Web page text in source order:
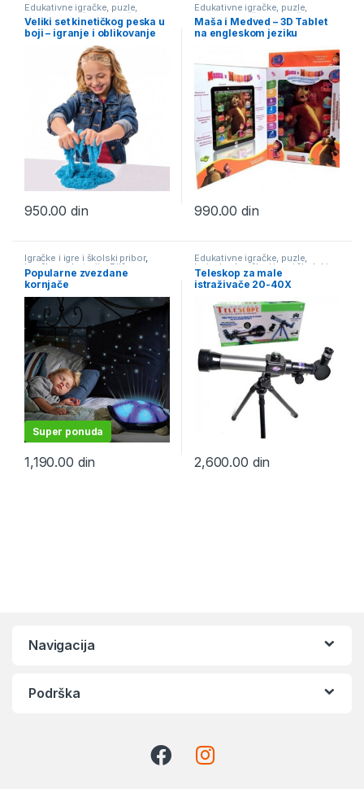
Edukativne igračke, puzle,
bojanke Igračke i igre i školski
pribor
Veliki set kinetičkog peska u
boji – igranje i oblikovanje
950.00din
Edukativne igračke, puzle,
bojanke , Igračke i igre i školski
pribor, Igračke na baterije
Maša i Medved – 3D Tablet
na engleskom jeziku
990.00din
Igračke i igre i školski pribor,
Igračke na baterije , Plišane
Igračke,Za bebe
Popularne zvezdane
kornjače
Super ponuda
1,190.00 din
Edukativne igračke, puzle,
bojanke Igračke i igre i školski
pribor
Teleskop za male
istraživače 20-40X
2,600.00 din
Navigacija
Podrška